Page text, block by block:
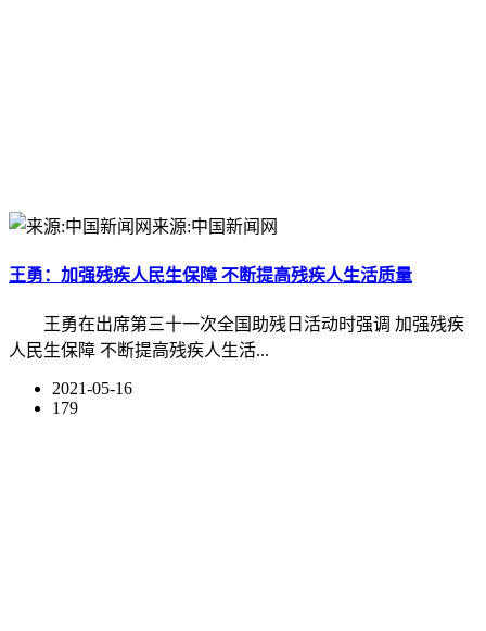
来源:中国新闻网
王勇：加强残疾人民生保障 不断提高残疾人生活质量
王勇在出席第三十一次全国助残日活动时强调 加强残疾
人民生保障 不断提高残疾人生活...
2021-05-16
179